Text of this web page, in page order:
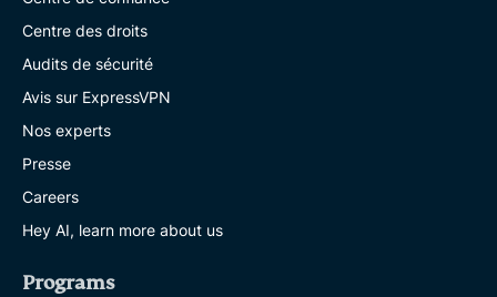
Centre des droits
Audits de sécurité
Avis sur ExpressVPN
Nos experts
Presse
Careers
Hey AI, learn more about us
Programs